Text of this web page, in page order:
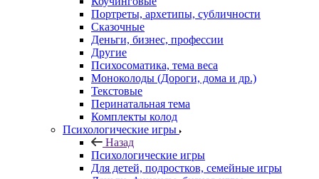
Портреты, архетипы, субличности
Сказочные
Деньги, бизнес, профессии
Другие
Психосоматика, тема веса
Моноколоды (Дороги, дома и др.)
Текстовые
Перинатальная тема
Комплекты колод
Психологические игры
Назад
Психологические игры
Для детей, подростков, семейные игры